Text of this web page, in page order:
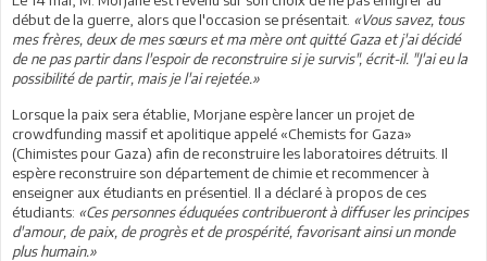
début de la guerre, alors que l'occasion se présentait. «Vous savez, tous
mes frères, deux de mes sœurs et ma mère ont quitté Gaza et j'ai décidé
de ne pas partir dans l'espoir de reconstruire si je survis", écrit-il. "J'ai eu la
possibilité de partir, mais je l'ai rejetée.»
Lorsque la paix sera établie, Morjane espère lancer un projet de
crowdfunding massif et apolitique appelé «Chemists for Gaza»
(Chimistes pour Gaza) afin de reconstruire les laboratoires détruits. Il
espère reconstruire son département de chimie et recommencer à
enseigner aux étudiants en présentiel. Il a déclaré à propos de ces
étudiants: «Ces personnes éduquées contribueront à diffuser les principes
d'amour, de paix, de progrès et de prospérité, favorisant ainsi un monde
plus humain.»